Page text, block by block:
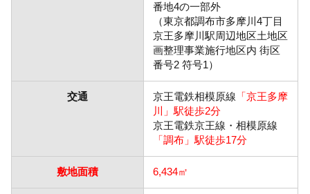
番地4の一部外
（東京都調布市多摩川4丁目
京王多摩川駅周辺地区土地区
画整理事業施行地区内 街区
番号2 符号1）
交通 京王電鉄相模原線 「京王多摩
川」駅徒歩2分
京王電鉄京王線・相模原線
「調布」駅徒歩17分
敷地面積 6,434㎡